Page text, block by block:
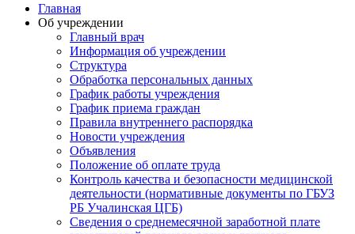
Главная
Об учреждении
Главный врач
Информация об учреждении
Структура
Обработка персональных данных
График работы учреждения
График приема граждан
Правила внутреннего распорядка
Новости учреждения
Объявления
Положение об оплате труда
Контроль качества и безопасности медицинской
деятельности (нормативные документы по ГБУЗ
РБ Учалинская ЦГБ)
Сведения о среднемесячной заработной плате